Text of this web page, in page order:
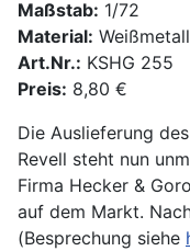
Maßstab: 1/72
Material: Weißmetall
Art.Nr.: KSHG 255
Preis: 8,80 €
Die Auslieferung
Revell steht nun
Firma Hecker &
auf dem Markt.
(Besprechung siehe